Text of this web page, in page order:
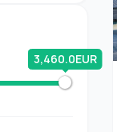
3,460.0EUR